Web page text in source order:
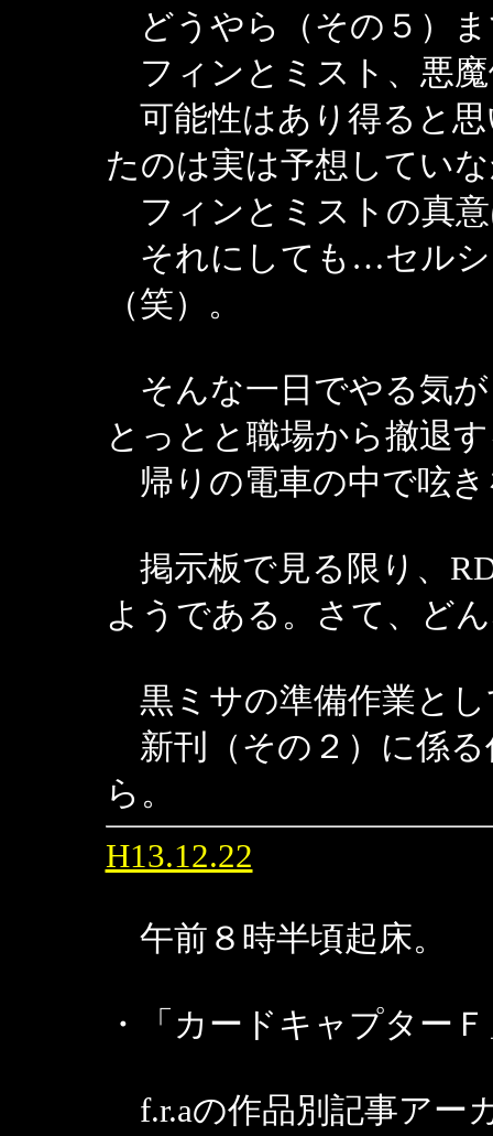
どうやら（その５）
フィンとミスト、悪魔
可能性はあり得ると
たのは実は予想してい
フィンとミストの真
それにしても…セルシ
（笑）。
そんな一日でやる気
とっとと職場から撤退
帰りの電車の中で呟き
掲示板で見る限り、
ようである。さて、ど
黒ミサの準備作業とし
新刊（その２）に係る
ら。
H13.12.22
午前８時半頃起床。
・「カードキャプター
f.r.aの作品別記事アー